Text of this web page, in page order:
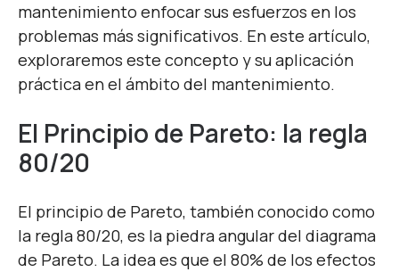
mantenimiento enfocar sus esfuerzos en los
problemas más significativos. En este artículo,
exploraremos este concepto y su aplicación
práctica en el ámbito del mantenimiento.
El Principio de Pareto: la regla
80/20
El principio de Pareto, también conocido como
la regla 80/20, es la piedra angular del diagrama
de Pareto. La idea es que el 80% de los efectos